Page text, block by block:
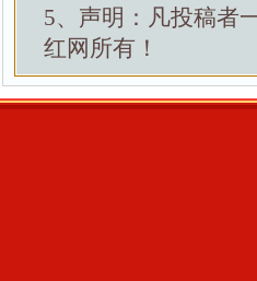
5、声明：凡投稿者
红网所有！